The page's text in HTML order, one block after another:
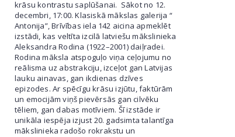
krāsu kontrastu saplūšanai. Sākot no 12.
decembri, 17:00. Klasiskā mākslas galerija “
Antonija”, Brīvības iela 142 aicina apmeklēt
izstādi, kas veltīta izcilā latviešu mākslinieka
Aleksandra Rodina (1922–2001) daiļradei.
Rodina māksla atspoguļo viņa ceļojumu no
reālisma uz abstrakciju, izceļot gan Latvijas
lauku ainavas, gan ikdienas dzīves
epizodes. Ar spēcīgu krāsu izjūtu, faktūrām
un emocijām viņš pievērsās gan cilvēku
tēliem, gan dabas motīviem. Šī izstāde ir
unikāla iespēja izjust 20. gadsimta talantīga
mākslinieka radošo rokrakstu un